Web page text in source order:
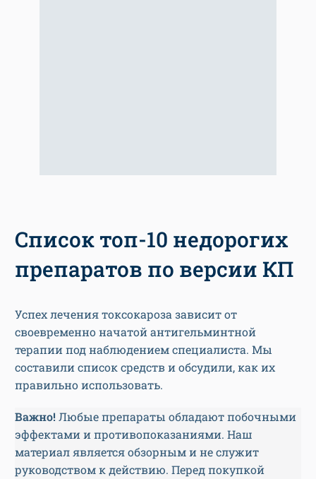
Список топ-10 недорогих
препаратов по версии КП
Успех лечения токсокароза зависит от
своевременно начатой антигельминтной
терапии под наблюдением специалиста. Мы
составили список средств и обсудили, как их
правильно использовать.
Важно! Любые препараты обладают побочными
эффектами и противопоказаниями. Наш
материал является обзорным и не служит
руководством к действию. Перед покупкой